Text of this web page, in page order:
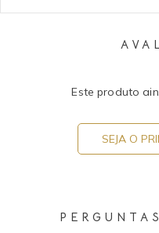
Este produto
SEJA O